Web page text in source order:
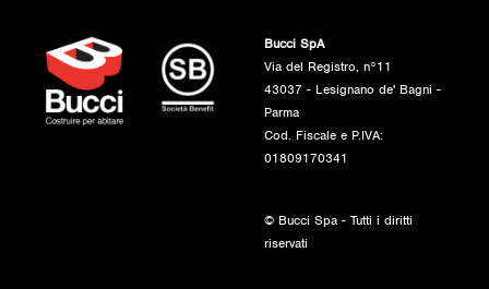
Bucci SpA
Via del Registro, n°11
43037 - Lesignano de' Bagni -
Parma
Cod. Fiscale e P.IVA:
01809170341
© Bucci Spa - Tutti i diritti
riservati